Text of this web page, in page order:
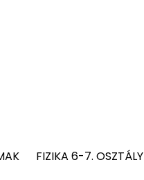
FIZIKA 6-7. OSZTÁLY